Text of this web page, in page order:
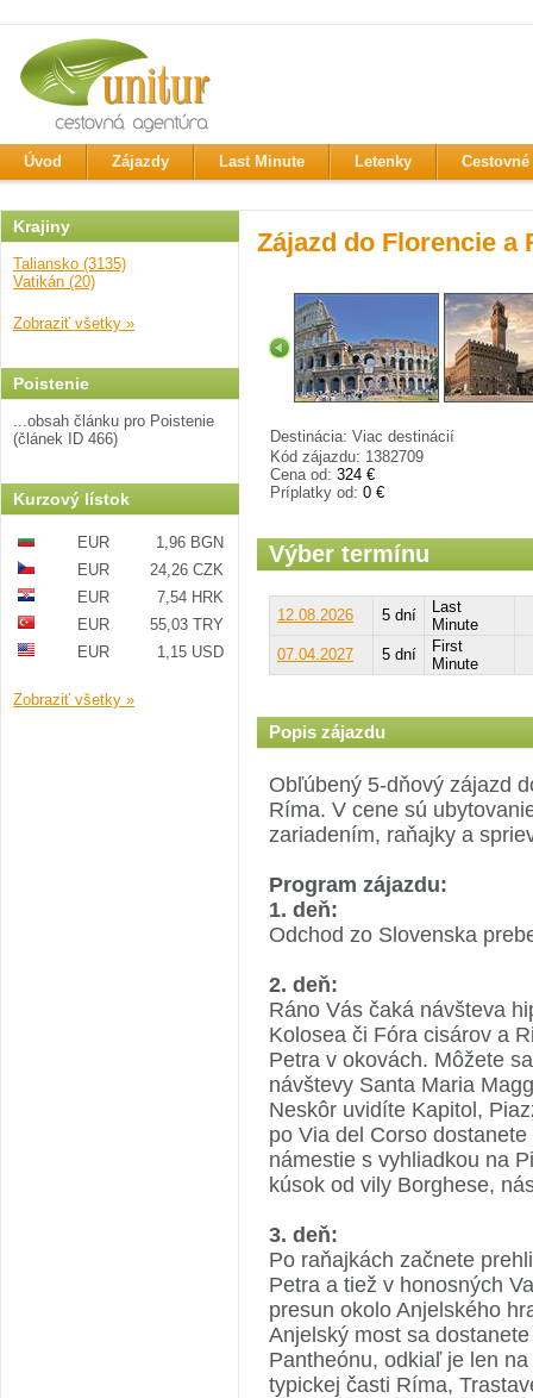
Úvod Zájazdy Last Minute Letenky
Krajiny
Taliansko (3135)
Vatikán (20)
Zobraziť všetky »
Poistenie
...obsah článku pro Poistenie
(článek ID 466)
Kurzový lístok
EUR
1,96 BGN
EUR
24,26 CZK
EUR
7,54 HRK
EUR
55,03 TRY
EUR
1,15 USD
Zobraziť všetky »
Zájazd do Florencie a
Destinácia: Viac destinácií
Kód zájazdu: 1382709
Cena od: 324 €
Príplatky od: 0 €
Výber termínu
12.08.2026 5 dní
Last
Minute
07.04.2027
5 dní
First
Minute
Popis zájazdu
Obľúbený 5-dňový zájazd
Ríma. V cene sú
zariadením, raňajky a
Program zájazdu:
1. deň:
Odchod zo Slovenska
2. deň:
Ráno Vás čaká návšteva
Kolosea či Fóra cisárov a
Petra v okovách. Môžete
návštevy Santa Maria
Neskôr uvidíte Kapitol,
po Via del Corso
námestie s vyhliadkou na
kúsok od vily Borghese,
3. deň:
Po raňajkách začnete
Petra a tiež v honosných
presun okolo Anjelského
Anjelský most sa
Pantheónu, odkiaľ je len
typickej časti Ríma,